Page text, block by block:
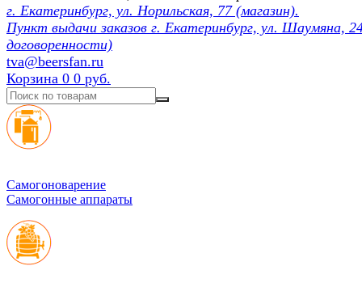
г. Екатеринбург, ул. Норильская, 77 (магазин).
Пункт выдачи заказов г. Екатеринбург, ул. Шаумяна,
договоренности)
tva@beersfan.ru
Корзина 0 0 руб.
Cамогоноварение
Самогонные аппараты